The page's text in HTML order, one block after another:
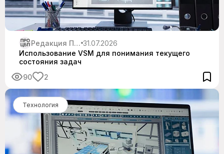
Редакция Про ЦБП 31.07.2026
Использование VSM для понимания текущего
состояния задач
90
2
Технология